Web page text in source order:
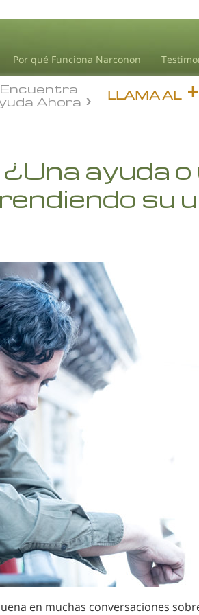
Por qué Funciona Narconon
LLAMA AL
Encuentra
Ahora
ayuda o
su
en muchas conversaciones